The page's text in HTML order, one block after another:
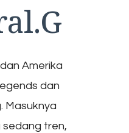
Amerika
dan
Masuknya
sedang tren,